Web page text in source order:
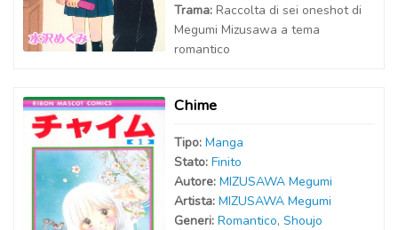
Trama: Raccolta di sei oneshot di
Megumi Mizusawa a tema
romantico
Chime
Tipo: Manga
Stato: Finito
Autore: MIZUSAWA Megumi
Artista: MIZUSAWA Megumi
Generi: Romantico, Shoujo